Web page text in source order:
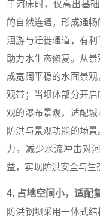
于河床时，仅高出基
的自然连通，形成通
洄游与迁徙通道，有利
助力水生态修复。从
成宽阔平稳的水面景
观带；当坝体部分开
观的瀑布景观，适配
防洪与景观功能的场
力，减少水流冲击对
益，实现防洪安全与生
4. 占地空间小，适配
防洪钢坝采用一体式